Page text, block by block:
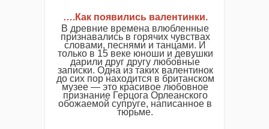
….Как появились валентинки.
В древние времена влюбленные
признавались в горячих чувствах
словами, песнями и танцами. И
только в 15 веке юноши и девушки
дарили друг другу любовные
записки. Одна из таких валентинок
до сих пор находится в британском
музее — это красивое любовное
признание Герцога Орлеанского
обожаемой супруге, написанное в
тюрьме.